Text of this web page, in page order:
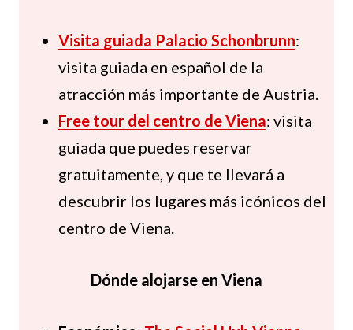
Visita guiada Palacio Schonbrunn:
visita guiada en español de la
atracción más importante de Austria.
Free tour del centro de Viena: visita
guiada que puedes reservar
gratuitamente, y que te llevará a
descubrir los lugares más icónicos del
centro de Viena.
Dónde alojarse en Viena